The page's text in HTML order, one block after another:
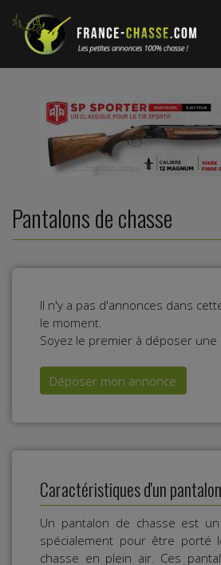
Pantalons de chasse
Il n'y a pas d'annonces dans
le moment.
Soyez le premier à déposer une
Déposer mon annonce
Caractéristiques d'un
Un pantalon de chasse est
spécialement pour être porté
chasse en plein air. Ces